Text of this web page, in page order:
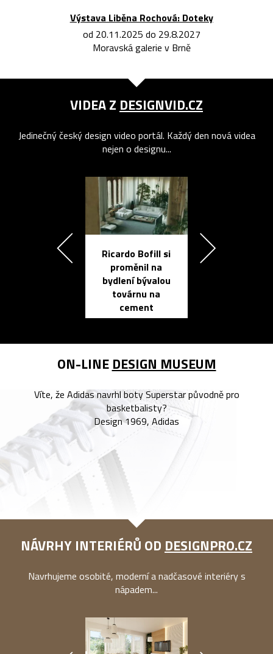
Výstava Liběna Rochová: Doteky
od 20.11.2025 do 29.8.2027
Moravská galerie v Brně
VIDEA Z DESIGNVID.CZ
Jedinečný český design video portál. Každý den nová videa
nejen o designu...
Ricardo Bofill si
proměnil na
bydlení bývalou
továrnu na
cement
ON-LINE DESIGN MUSEUM
Víte, že Adidas navrhl boty Superstar původně pro
basketbalisty?
Design 1969, Adidas
NÁVRHY INTERIÉRŮ OD DESIGNPRO.CZ
Navrhujeme osobité, moderní a nadčasové interiéry s
nápadem...